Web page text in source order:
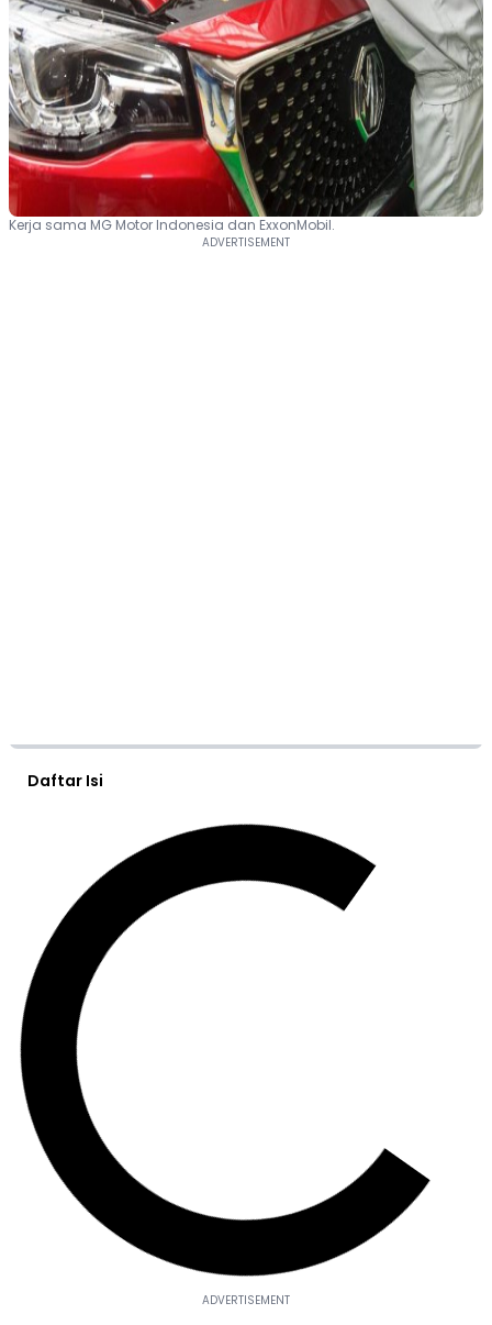
Kerja sama MG Motor Indonesia dan ExxonMobil.
Daftar Isi